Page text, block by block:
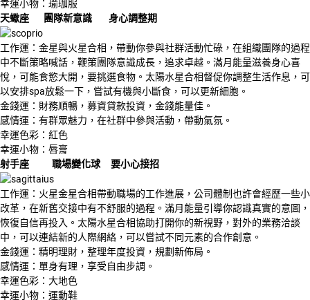
幸運小物：瑜珈服
天蠍座 團隊新意識 身心調整期
工作運：金星與火星合相，帶動你參與社群活動忙碌，在組織團隊的過程
中不斷策略喊話，鞭策團隊意識成長，追求卓越。滿月能量滋養身心喜
悅，可能食慾大開，要挑選食物。太陽水星合相督促你調整生活作息，可
以安排spa放鬆一下，嘗試有機與小斷食，可以更新細胞。
金錢運：財務順暢，募資貸款投資，金錢能量佳。
感情運：有群眾魅力，在社群中參與活動，帶動氣氛。
幸運色彩：紅色
幸運小物：唇膏
射手座 職場變化球 要小心接招
工作運：火星金星合相帶動職場的工作進展，公司體制也許會經歷一些小
改革，在新舊交接中有不舒服的過程。滿月能量引導你認識真實的意圖，
恢復自信再投入。太陽水星合相協助打開你的新視野，對外的業務洽談
中，可以連結新的人際網絡，可以嘗試不同元素的合作創意。
金錢運：精明理財，整理年度投資，規劃新佈局。
感情運：單身有理，享受自由步調。
幸運色彩：大地色
幸運小物：運動鞋